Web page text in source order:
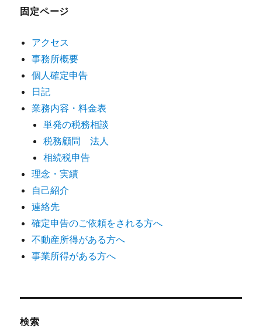
固定ページ
アクセス
事務所概要
個人確定申告
日記
業務内容・料金表
単発の税務相談
税務顧問 法人
相続税申告
理念・実績
自己紹介
連絡先
確定申告のご依頼をされる方へ
不動産所得がある方へ
事業所得がある方へ
検索